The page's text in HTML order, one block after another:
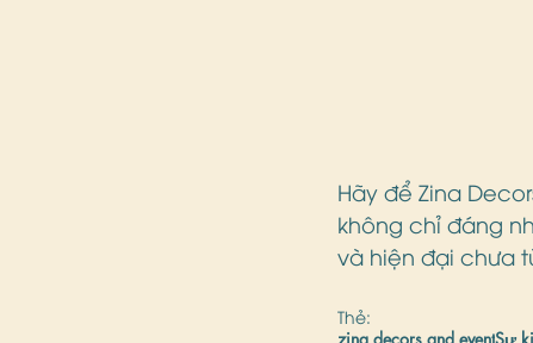
Hãy để Zina
không chỉ đáng
và hiện đại chưa
Thẻ: